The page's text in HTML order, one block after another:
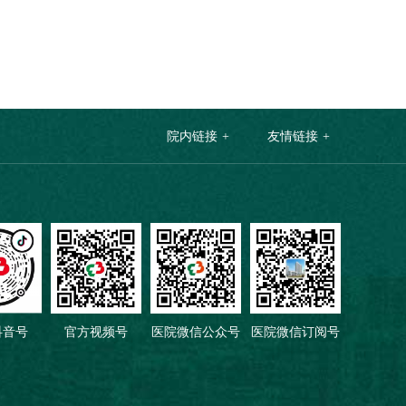
院内链接 友情链接
医院微信订阅号
医院微信公众号
官方视频号
音号